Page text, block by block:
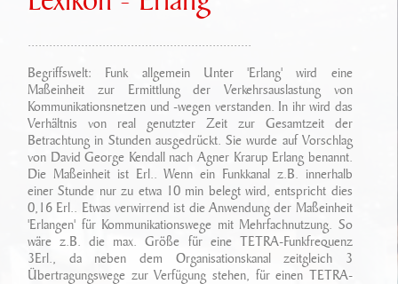
Unser Service
Ansprechpartner
Stellenangebote
Referenzen
Geschichte
Standort/ Anfahrt
IP Anwendungen/ Applikationen
Sonderfahrzeugbau
Leistungen
Eigenentwicklungen
Zubehör
Dokumente
Lexikon
Technikarchiv
Wichtige Links
LOGIN
KONTAKT
...............................................................
Begriffswelt: Funk allgemein Unter 'Erlang' wird eine
Maßeinheit zur Ermittlung der Verkehrsauslastung von
Kommunikationsnetzen und -wegen verstanden. In ihr wird das
Verhältnis von real genutzter Zeit zur Gesamtzeit der
Betrachtung in Stunden ausgedrückt. Sie wurde auf Vorschlag
von David George Kendall nach Agner Krarup Erlang benannt.
Die Maßeinheit ist Erl.. Wenn ein Funkkanal z.B. innerhalb
einer Stunde nur zu etwa 10 min belegt wird, entspricht dies
0,16 Erl.. Etwas verwirrend ist die Anwendung der Maßeinheit
'Erlangen' für Kommunikationswege mit Mehrfachnutzung. So
wäre z.B. die max. Größe für eine TETRA-Funkfrequenz
3Erl., da neben dem Organisationskanal zeitgleich 3
Übertragungswege zur Verfügung stehen, für einen TETRA-